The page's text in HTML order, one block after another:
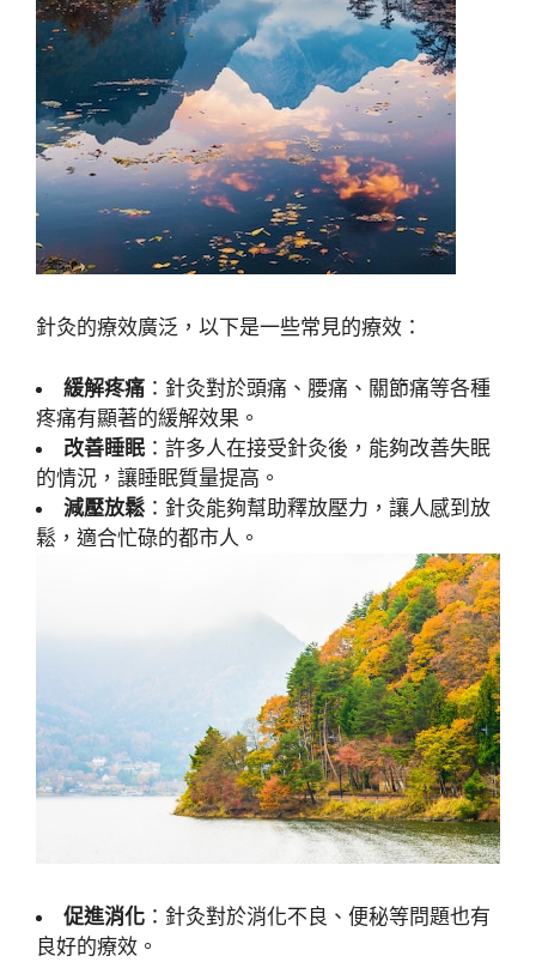
針灸的療效廣泛，以下是一些常見的療效：
緩解疼痛 ：針灸對於頭痛、腰痛、關節痛等各種
疼痛有顯著的緩解效果。
改善睡眠 ：許多人在接受針灸後，能夠改善失眠
的情況，讓睡眠質量提高。
減壓放鬆 ：針灸能夠幫助釋放壓力，讓人感到放
鬆，適合忙碌的都市人。
促進消化 ：針灸對於消化不良、便秘等問題也有
良好的療效。